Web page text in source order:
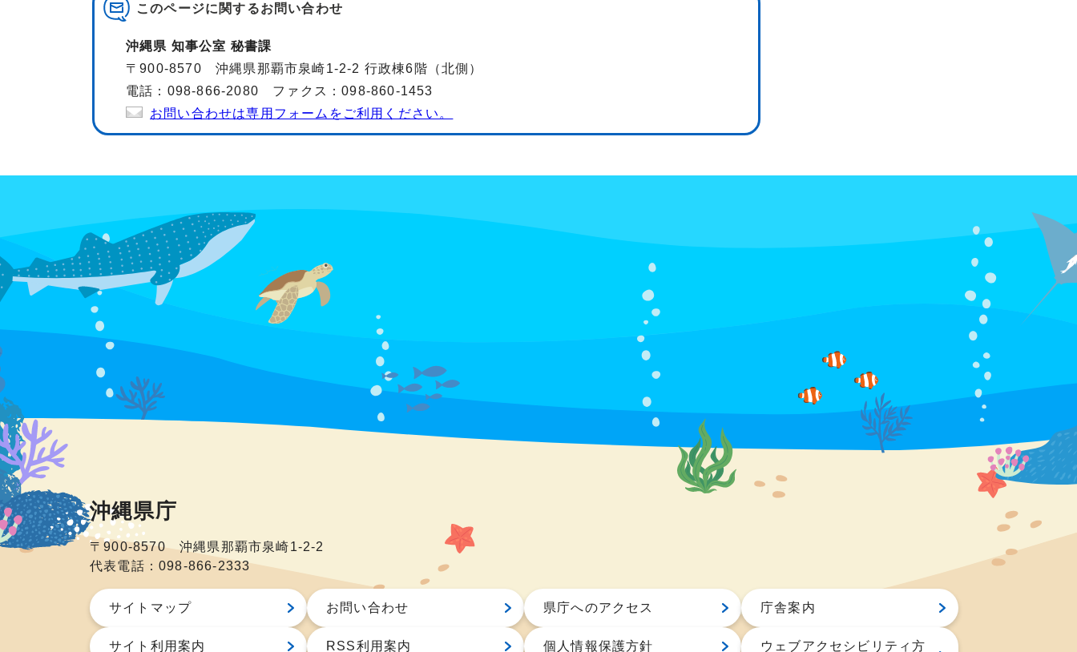
このページに関するお問い合わせ
沖縄県 知事公室 秘書課
〒900-8570 沖縄県那覇市泉崎1-2-2 行政棟6階（北側）
電話：098-866-2080 ファクス：098-860-1453
お問い合わせは専用フォームをご利用ください。
沖縄県庁
〒900-8570 沖縄県那覇市泉崎1-2-2
代表電話：098-866-2333
サイトマップ お問い合わせ 県庁へのアクセス 庁舎案内
サイト利用案内 RSS利用案内 個人情報保護方針 ウェブアクセシビリティ方